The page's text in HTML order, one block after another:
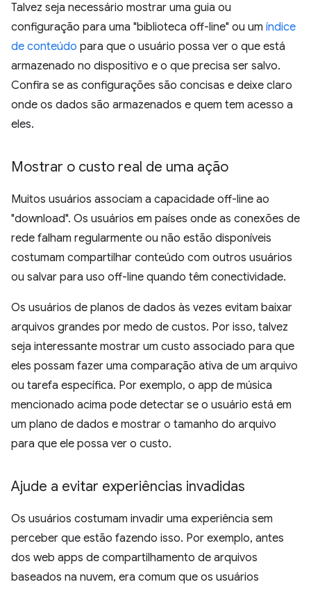
Talvez seja necessário mostrar uma guia ou
configuração para uma "biblioteca off-line" ou um índice
de conteúdo para que o usuário possa ver o que está
armazenado no dispositivo e o que precisa ser salvo.
Confira se as configurações são concisas e deixe claro
onde os dados são armazenados e quem tem acesso a
eles.
Mostrar o custo real de uma ação
Muitos usuários associam a capacidade off-line ao
"download". Os usuários em países onde as conexões de
rede falham regularmente ou não estão disponíveis
costumam compartilhar conteúdo com outros usuários
ou salvar para uso off-line quando têm conectividade.
Os usuários de planos de dados às vezes evitam baixar
arquivos grandes por medo de custos. Por isso, talvez
seja interessante mostrar um custo associado para que
eles possam fazer uma comparação ativa de um arquivo
ou tarefa específica. Por exemplo, o app de música
mencionado acima pode detectar se o usuário está em
um plano de dados e mostrar o tamanho do arquivo
para que ele possa ver o custo.
Ajude a evitar experiências invadidas
Os usuários costumam invadir uma experiência sem
perceber que estão fazendo isso. Por exemplo, antes
dos web apps de compartilhamento de arquivos
baseados na nuvem, era comum que os usuários